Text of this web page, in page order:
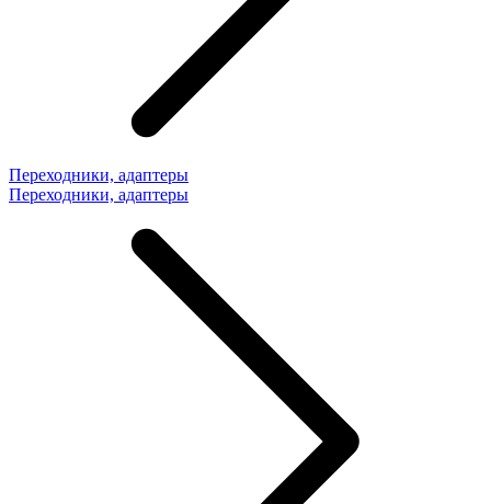
Переходники, адаптеры
Переходники, адаптеры